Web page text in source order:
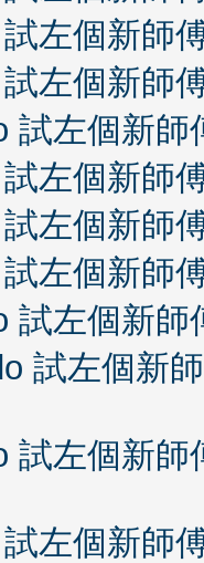
左個新師
左個新師
試左個新師
左個新師
左個新師
左個新師
試左個新師
試左個新
試左個新師
左個新師